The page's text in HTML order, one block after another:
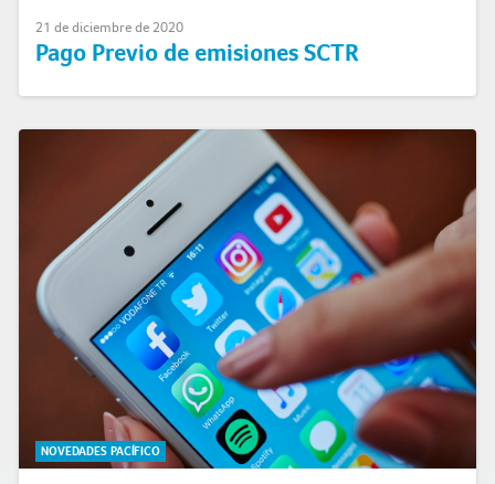
21 de diciembre de 2020
Pago Previo de emisiones SCTR
NOVEDADES PACÍFICO